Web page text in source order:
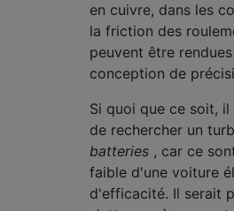
en cuivre, dans les
la friction des
peuvent être
conception de
Si quoi que ce soit,
de rechercher un
batteries , car ce
faible d'une voiture
d'efficacité. Il serait